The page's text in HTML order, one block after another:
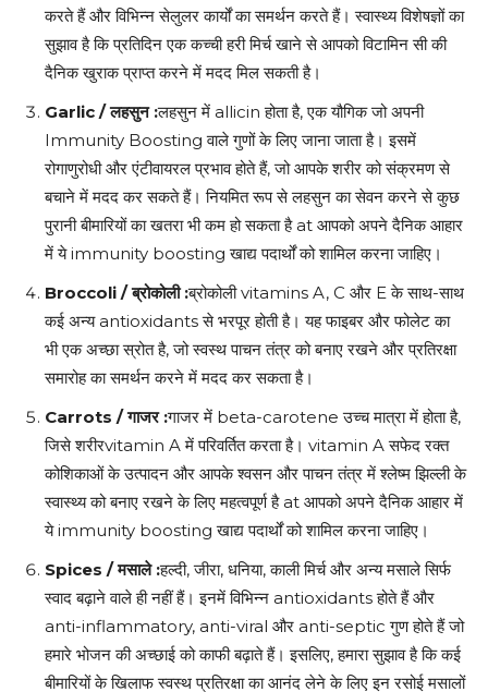
करते हैं और विभिन्न सेलुलर कार्यों का समर्थन करते हैं। स्वास्थ्य विशेषज्ञों का
सुझाव है कि प्रतिदिन एक कच्ची हरी मिर्च खाने से आपको विटामिन सी की
दैनिक खुराक प्राप्त करने में मदद मिल सकती है।
Garlic /लहसुन :लहसुन में allicin होता है, एक यौगिक जो अपनी
Immunity Boosting वाले गुणों के लिए जाना जाता है। इसमें
रोगाणुरोधी और एंटीवायरल प्रभाव होते हैं, जो आपके शरीर को संक्रमण से
बचाने में मदद कर सकते हैं। नियमित रूप से लहसुन का सेवन करने से कुछ
पुरानी बीमारियों का खतरा भी कम हो सकता है at आपको अपने दैनिक आहार
में ये immunity boosting खाद्य पदार्थों को शामिल करना जाहिए।
Broccoli /ब्रोकोली:ब्रोकोली vitamins A, C और E के साथ-साथ
कई अन्य antioxidants से भरपूर होती है। यह फाइबर और फोलेट का
भी एक अच्छा स्रोत है, जो स्वस्थ पाचन तंत्र को बनाए रखने और प्रतिरक्षा
समारोह का समर्थन करने में मदद कर सकता है।
Carrots /गाजर :गाजर में beta-carotene उच्च मात्रा में होता है,
जिसे शरीरvitamin A में परिवर्तित करता है। vitamin A सफेद रक्त
कोशिकाओं के उत्पादन और आपके श्वसन और पाचन तंत्र में श्लेष्म झिल्ली के
स्वास्थ्य को बनाए रखने के लिए महत्वपूर्ण है at आपको अपने दैनिक आहार में
ये immunity boosting खाद्य पदार्थों को शामिल करना जाहिए।
Spices /मसाले :हल्दी, जीरा, धनिया, काली मिर्च और अन्य मसाले सिर्फ
स्वाद बढ़ाने वाले ही नहीं हैं। इनमें विभिन्न antioxidants होते हैं और
anti-inflammatory, anti-viral और anti-septic गुण होते हैं जो
हमारे भोजन की अच्छाई को काफी बढ़ाते हैं। इसलिए, हमारा सुझाव है कि कई
बीमारियों के खिलाफ स्वस्थ प्रतिरक्षा का आनंद लेने के लिए इन रसोई मसालों